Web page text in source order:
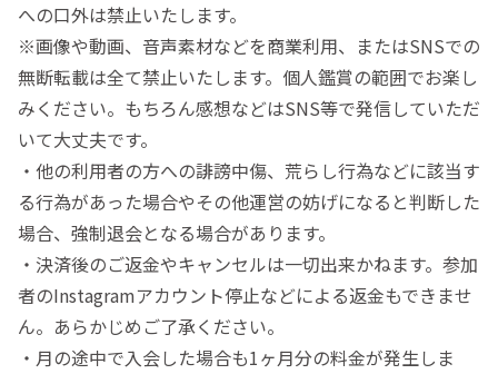
への口外は禁止いたします。
※画像や動画、音声素材などを商業利用、またはSNSでの
無断転載は全て禁止いたします。個人鑑賞の範囲でお楽し
みください。もちろん感想などはSNS等で発信していただ
いて大丈夫です。
・他の利用者の方への誹謗中傷、荒らし行為などに該当す
る行為があった場合やその他運営の妨げになると判断した
場合、強制退会となる場合があります。
・決済後のご返金やキャンセルは一切出来かねます。参加
者のInstagramアカウント停止などによる返金もできませ
ん。あらかじめご了承ください。
・月の途中で入会した場合も1ヶ月分の料金が発生しま